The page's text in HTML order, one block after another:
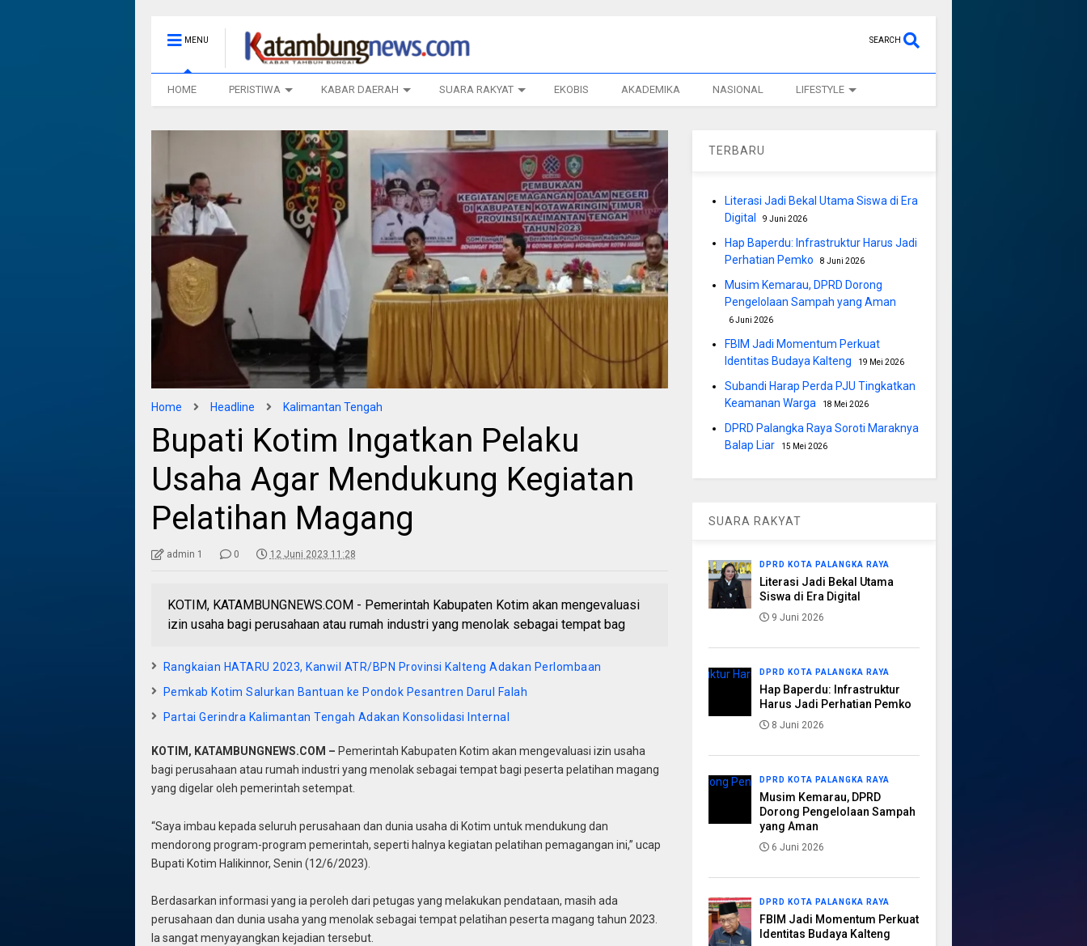
MENU SEARCH
HOME PERISTIWA KABAR DAERAH SUARA RAKYAT EKOBIS AKADEMIKA NASIONAL LIFESTYLE
Home Headline Kalimantan Tengah
Bupati Kotim Ingatkan Pelaku
Usaha Agar Mendukung Kegiatan
Pelatihan Magang
admin 1 0 12 Juni 2023 11:28
KOTIM, KATAMBUNGNEWS.COM - Pemerintah Kabupaten Kotim akan mengevaluasi
izin usaha bagi perusahaan atau rumah industri yang menolak sebagai tempat bag
Rangkaian HATARU 2023, Kanwil ATR/BPN Provinsi Kalteng Adakan Perlombaan
Pemkab Kotim Salurkan Bantuan ke Pondok Pesantren Darul Falah
Partai Gerindra Kalimantan Tengah Adakan Konsolidasi Internal
KOTIM, KATAMBUNGNEWS.COM – Pemerintah Kabupaten Kotim akan mengevaluasi izin usaha
bagi perusahaan atau rumah industri yang menolak sebagai tempat bagi peserta pelatihan magang
yang digelar oleh pemerintah setempat.
“Saya imbau kepada seluruh perusahaan dan dunia usaha di Kotim untuk mendukung dan
mendorong program-program pemerintah, seperti halnya kegiatan pelatihan pemagangan ini,” ucap
Bupati Kotim Halikinnor, Senin (12/6/2023).
Berdasarkan informasi yang ia peroleh dari petugas yang melakukan pendataan, masih ada
perusahaan dan dunia usaha yang menolak sebagai tempat pelatihan peserta magang tahun 2023.
Ia sangat menyayangkan kejadian tersebut.
TERBARU
Literasi Jadi Bekal Utama Siswa di Era
Digital
9 Juni 2026
Hap Baperdu: Infrastruktur Harus Jadi
Perhatian Pemko
8 Juni 2026
Musim Kemarau, DPRD Dorong
Pengelolaan Sampah yang Aman
6 Juni 2026
FBIM Jadi Momentum Perkuat
Identitas Budaya Kalteng
19 Mei 2026
Subandi Harap Perda PJU Tingkatkan
Keamanan Warga
18 Mei 2026
DPRD Palangka Raya Soroti Maraknya
Balap Liar
15 Mei 2026
SUARA RAKYAT
DPRD KOTA PALANGKA RAYA
Literasi Jadi Bekal Utama
Siswa di Era Digital
9 Juni 2026
DPRD KOTA PALANGKA RAYA
Hap Baperdu: Infrastruktur
Harus Jadi Perhatian Pemko
8 Juni 2026
DPRD KOTA PALANGKA RAYA
Musim Kemarau, DPRD
Dorong Pengelolaan Sampah
yang Aman
6 Juni 2026
DPRD KOTA PALANGKA RAYA
FBIM Jadi Momentum Perkuat
Identitas Budaya Kalteng